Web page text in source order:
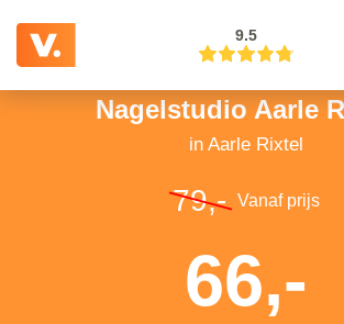
9.5
Nagelstudio Aarle
in Aarle Rixtel
79,- Vanaf prijs
66,-